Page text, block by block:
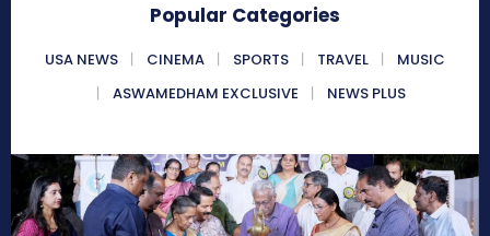
Popular Categories
USA NEWS CINEMA SPORTS TRAVEL
MUSIC
ASWAMEDHAM EXCLUSIVE
NEWS PLUS